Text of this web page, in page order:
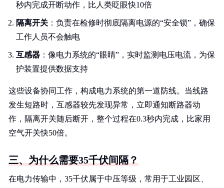
秒内完成开断动作，比人类眨眼快10倍
隔离开关 ：负责在检修时彻底隔离电源的“安全锁”，确保
工作人员不会触电
互感器 ：像电力系统的“眼睛”，实时监测电压电流，为保
护装置提供数据支持
这些设备协同工作，构成电力系统的第一道防线。当线路
发生短路时，互感器较先发现异常，立即通知断路器动
作，隔离开关随后断开，整个过程在0.3秒内完成，比家用
空气开关快50倍。
三、为什么需要35千伏间隔？
在电力传输中，35千伏属于中压等级，常用于工业园区、